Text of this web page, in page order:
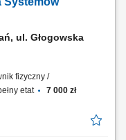
ul. Głogowska
fizyczny /
etat
7 000 zł